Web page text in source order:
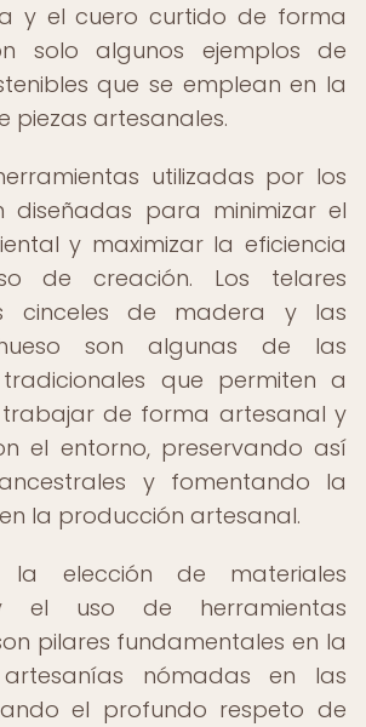
y el cuero curtido de forma
solo algunos ejemplos de
que se emplean en la
piezas artesanales.
utilizadas por los
diseñadas para minimizar el
y maximizar la eficiencia
de creación. Los telares
cinceles de madera y las
son algunas de las
que permiten a
de forma artesanal y
el entorno, preservando así
y fomentando la
la producción artesanal.
la elección de materiales
el uso de herramientas
pilares fundamentales en la
nómadas en las
el profundo respeto de